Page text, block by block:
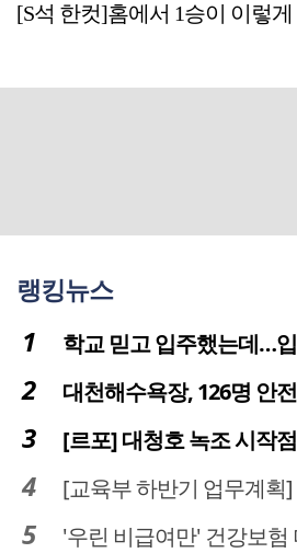
[S석 한컷]홈에서 1승이 이렇
랭킹뉴스
학교 믿고 입주했는데…입주민
대천해수욕장, 126명 안
[르포] 대청호 녹조 시작점 추소리 가
[교육부 하반기 업무계획] 국가인재위원회 신설… 거점국
'우린 비급여만' 건강보험 미청구 의